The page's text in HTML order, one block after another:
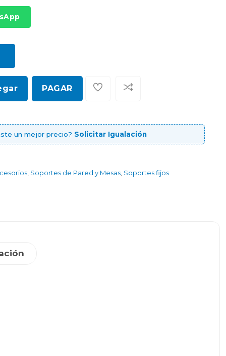
PAGAR
un mejor precio? Solicitar Igualación
Soportes de Pared y Mesas Soportes fijos